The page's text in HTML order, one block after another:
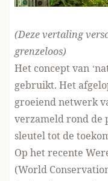
(Deze vertaling
grenzeloos)
Het concept van
gebruikt. Het
groeiend netwerk
verzameld rond de
sleutel tot de
Op het recente
(World